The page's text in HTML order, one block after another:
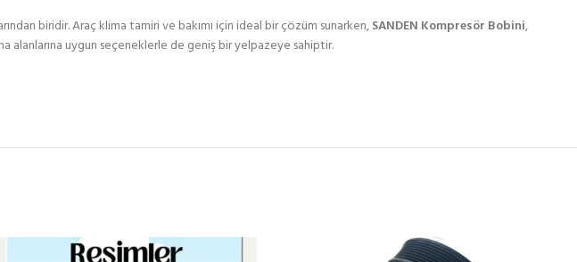
biridir. Araç klima tamiri ve bakımı için ideal bir çözüm sunarken,SANDEN Kompresör Bobini,
alanlarına uygun seçeneklerle de geniş bir yelpazeye sahiptir.